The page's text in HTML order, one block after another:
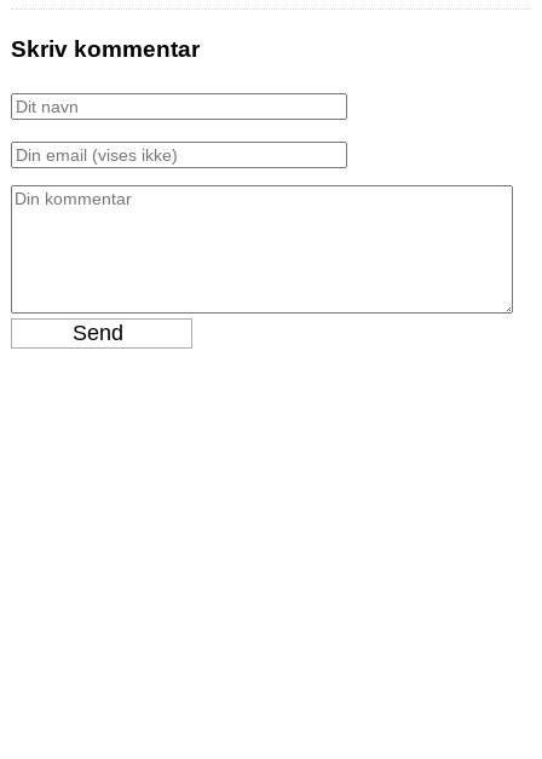
Skriv kommentar